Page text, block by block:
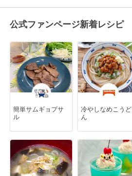
公式ファンページ新着レシピ
簡単サムギョプサ
ル
冷やしなめこうど
ん